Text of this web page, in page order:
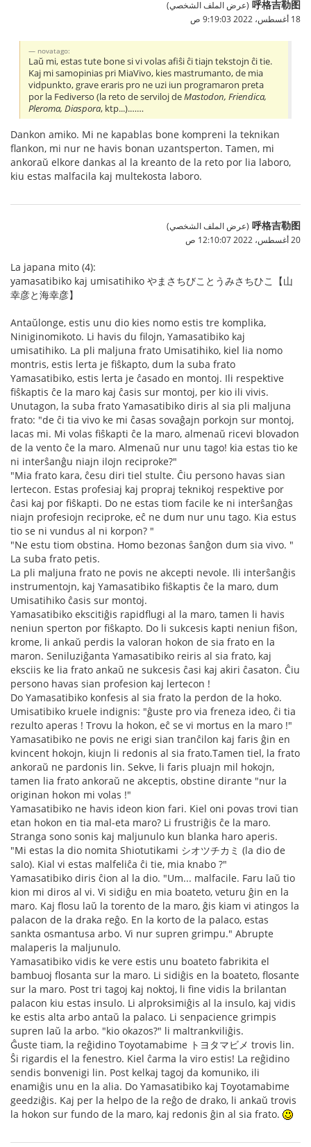
呼格吉勒图 (عرض الملف الشخصي)
18 أغسطس، 2022 9:19:03 ص
novatago:
Laŭ mi, estas tute bone si vi volas afiŝi ĉi tiajn tekstojn ĉi tie.
Kaj mi samopinias pri MiaVivo, kies mastrumanto, de mia
vidpunkto, grave eraris pro ne uzi iun programaron preta
por la Fediverso (la reto de serviloj deMastodon, Friendica,
Pleroma, Diaspora, ktp...).……
Dankon amiko. Mi ne kapablas bone kompreni la teknikan
flankon, mi nur ne havis bonan uzantsperton. Tamen, mi
ankoraŭ elkore dankas al la kreanto de la reto por lia laboro,
kiu estas malfacila kaj multekosta laboro.
呼格吉勒图 (عرض الملف الشخصي)
20 أغسطس، 2022 12:10:07 ص
La japana mito (4):
yamasatibiko kaj umisatihiko やまさちびことうみさちひこ【山
幸彦と海幸彦】
Antaŭlonge, estis unu dio kies nomo estis tre komplika,
Niniginomikoto. Li havis du filojn, Yamasatibiko kaj
umisatihiko. La pli maljuna frato Umisatihiko, kiel lia nomo
montris, estis lerta je fiŝkapto, dum la suba frato
Yamasatibiko, estis lerta je ĉasado en montoj. Ili respektive
fiŝkaptis ĉe la maro kaj ĉasis sur montoj, per kio ili vivis.
Unutagon, la suba frato Yamasatibiko diris al sia pli maljuna
frato: "de ĉi tia vivo ke mi ĉasas sovaĝajn porkojn sur montoj,
lacas mi. Mi volas fiŝkapti ĉe la maro, almenaŭ ricevi blovadon
de la vento ĉe la maro. Almenaŭ nur unu tago! kia estas tio ke
ni interŝanĝu niajn ilojn reciproke?"
"Mia frato kara, ĉesu diri tiel stulte. Ĉiu persono havas sian
lertecon. Estas profesiaj kaj propraj teknikoj respektive por
ĉasi kaj por fiŝkapti. Do ne estas tiom facile ke ni interŝanĝas
niajn profesiojn reciproke, eĉ ne dum nur unu tago. Kia estus
tio se ni vundus al ni korpon? "
"Ne estu tiom obstina. Homo bezonas ŝanĝon dum sia vivo. "
La suba frato petis.
La pli maljuna frato ne povis ne akcepti nevole. Ili interŝanĝis
instrumentojn, kaj Yamasatibiko fiŝkaptis ĉe la maro, dum
Umisatihiko ĉasis sur montoj.
Yamasatibiko ekscitiĝis rapidflugi al la maro, tamen li havis
neniun sperton por fiŝkapto. Do li sukcesis kapti neniun fiŝon,
krome, li ankaŭ perdis la valoran hokon de sia frato en la
maron. Seniluziĝanta Yamasatibiko reiris al sia frato, kaj
eksciis ke lia frato ankaŭ ne sukcesis ĉasi kaj akiri ĉasaton. Ĉiu
persono havas sian profesion kaj lertecon !
Do Yamasatibiko konfesis al sia frato la perdon de la hoko.
Umisatibiko kruele indignis: "ĝuste pro via freneza ideo, ĉi tia
rezulto aperas ! Trovu la hokon, eĉ se vi mortus en la maro !"
Yamasatibiko ne povis ne erigi sian tranĉilon kaj faris ĝin en
kvincent hokojn, kiujn li redonis al sia frato.Tamen tiel, la frato
ankoraŭ ne pardonis lin. Sekve, li faris pluajn mil hokojn,
tamen lia frato ankoraŭ ne akceptis, obstine dirante "nur la
originan hokon mi volas !"
Yamasatibiko ne havis ideon kion fari. Kiel oni povas trovi tian
etan hokon en tia mal-eta maro? Li frustriĝis ĉe la maro.
Stranga sono sonis kaj maljunulo kun blanka haro aperis.
"Mi estas la dio nomita Shiotutikami シオツチカミ (la dio de
salo). Kial vi estas malfeliĉa ĉi tie, mia knabo ?"
Yamasatibiko diris ĉion al la dio. "Um... malfacile. Faru laŭ tio
kion mi diros al vi. Vi sidiĝu en mia boateto, veturu ĝin en la
maro. Kaj flosu laŭ la torento de la maro, ĝis kiam vi atingos la
palacon de la draka reĝo. En la korto de la palaco, estas
sankta osmantusa arbo. Vi nur supren grimpu." Abrupte
malaperis la maljunulo.
Yamasatibiko vidis ke vere estis unu boateto fabrikita el
bambuoj flosanta sur la maro. Li sidiĝis en la boateto, flosante
sur la maro. Post tri tagoj kaj noktoj, li fine vidis la brilantan
palacon kiu estas insulo. Li alproksimiĝis al la insulo, kaj vidis
ke estis alta arbo antaŭ la palaco. Li senpacience grimpis
supren laŭ la arbo. "kio okazos?" li maltrankviliĝis.
Ĝuste tiam, la reĝidino Toyotamabime トヨタマビメ trovis lin.
Ŝi rigardis el la fenestro. Kiel ĉarma la viro estis! La reĝidino
sendis bonvenigi lin. Post kelkaj tagoj da komuniko, ili
enamiĝis unu en la alia. Do Yamasatibiko kaj Toyotamabime
geedziĝis. Kaj per la helpo de la reĝo de drako, li ankaŭ trovis
la hokon sur fundo de la maro, kaj redonis ĝin al sia frato.